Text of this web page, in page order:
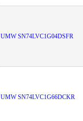
UMW SN74LVC1G04DSFR
UMW SN74LVC1G66DCKR